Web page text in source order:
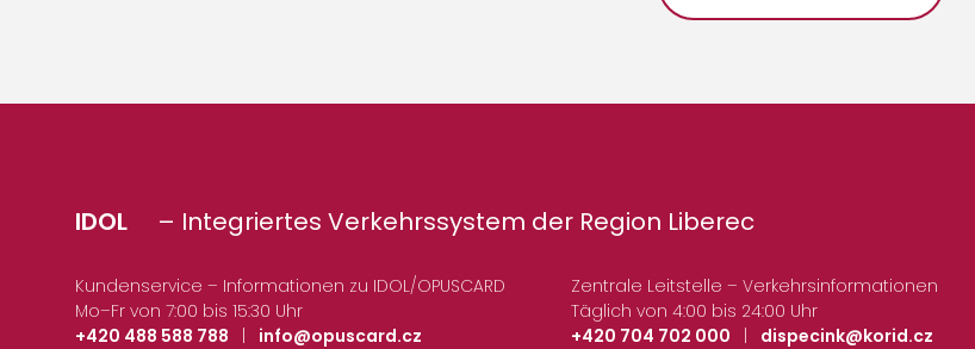
IDOL – Integriertes Verkehrssystem der Region Liberec
Kundenservice – Informationen zu IDOL/OPUSCARD
Mo–Fr von 7:00 bis 15:30 Uhr
+420 488 588 788
| info@opuscard.cz
Zentrale Leitstelle – Verkehrsinformationen
Täglich von 4:00 bis 24:00 Uhr
+420 704 702 000
| dispecink@korid.cz